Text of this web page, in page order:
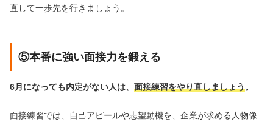
直して一歩先を行きましょう。
⑤本番に強い面接力を鍛える
6月になっても内定がない人は、 面接練習をやり直しましょう。
面接練習では、自己アピールや志望動機を、企業が求める人物像